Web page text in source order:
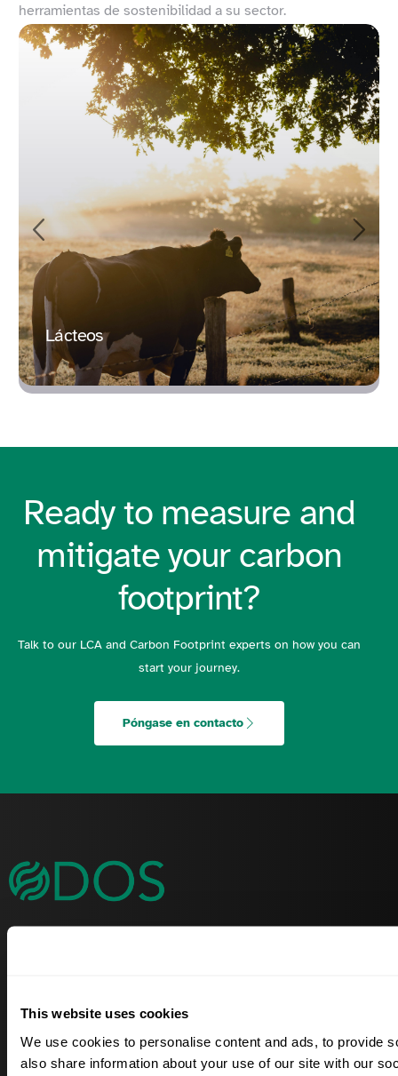
This website uses cookies
We use cookies to personalise content and ads, to provide
also share information about your use of our site with our
herramientas de sostenibilidad a su sector.
Lácteos
Ready to measure and
mitigate your carbon
footprint?
Talk to our LCA and Carbon Footprint experts on how you can
start your journey.
Póngase en contacto
Soluciones